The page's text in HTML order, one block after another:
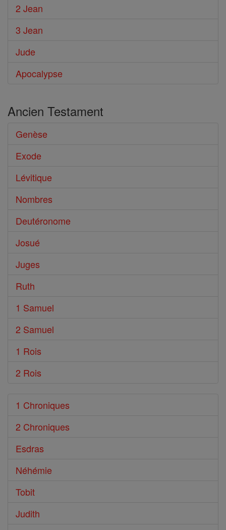
2 Jean
3 Jean
Jude
Apocalypse
Ancien Testament
Genèse
Exode
Lévitique
Nombres
Deutéronome
Josué
Juges
Ruth
1 Samuel
2 Samuel
1 Rois
2 Rois
1 Chroniques
2 Chroniques
Esdras
Néhémie
Tobit
Judith